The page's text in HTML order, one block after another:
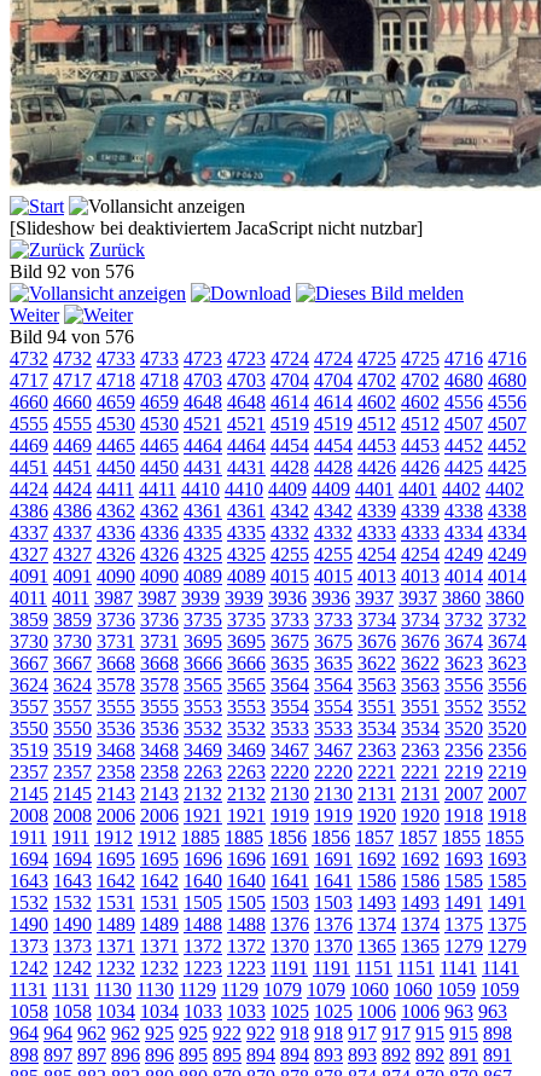
[Slideshow bei deaktiviertem JacaScript nicht nutzbar]
Zurück
Bild 92 von 576
Weiter
Bild 94 von 576
4732 4732 4733 4733 4723 4723 4724 4724 4725 4725 4716 4716
4717 4717 4718 4718 4703 4703 4704 4704 4702 4702 4680 4680
4660 4660 4659 4659 4648 4648 4614 4614 4602 4602 4556 4556
4555 4555 4530 4530 4521 4521 4519 4519 4512 4512 4507 4507
4469 4469 4465 4465 4464 4464 4454 4454 4453 4453 4452 4452
4451 4451 4450 4450 4431 4431 4428 4428 4426 4426 4425 4425
4424 4424 4411 4411 4410 4410 4409 4409 4401 4401 4402 4402
4386 4386 4362 4362 4361 4361 4342 4342 4339 4339 4338 4338
4337 4337 4336 4336 4335 4335 4332 4332 4333 4333 4334 4334
4327 4327 4326 4326 4325 4325 4255 4255 4254 4254 4249 4249
4091 4091 4090 4090 4089 4089 4015 4015 4013 4013 4014 4014
4011 4011 3987 3987 3939 3939 3936 3936 3937 3937 3860 3860
3859 3859 3736 3736 3735 3735 3733 3733 3734 3734 3732 3732
3730 3730 3731 3731 3695 3695 3675 3675 3676 3676 3674 3674
3667 3667 3668 3668 3666 3666 3635 3635 3622 3622 3623 3623
3624 3624 3578 3578 3565 3565 3564 3564 3563 3563 3556 3556
3557 3557 3555 3555 3553 3553 3554 3554 3551 3551 3552 3552
3550 3550 3536 3536 3532 3532 3533 3533 3534 3534 3520 3520
3519 3519 3468 3468 3469 3469 3467 3467 2363 2363 2356 2356
2357 2357 2358 2358 2263 2263 2220 2220 2221 2221 2219 2219
2145 2145 2143 2143 2132 2132 2130 2130 2131 2131 2007 2007
2008 2008 2006 2006 1921 1921 1919 1919 1920 1920 1918 1918
1911 1911 1912 1912 1885 1885 1856 1856 1857 1857 1855 1855
1694 1694 1695 1695 1696 1696 1691 1691 1692 1692 1693 1693
1643 1643 1642 1642 1640 1640 1641 1641 1586 1586 1585 1585
1532 1532 1531 1531 1505 1505 1503 1503 1493 1493 1491 1491
1490 1490 1489 1489 1488 1488 1376 1376 1374 1374 1375 1375
1373 1373 1371 1371 1372 1372 1370 1370 1365 1365 1279 1279
1242 1242 1232 1232 1223 1223 1191 1191 1151 1151 1141 1141
1131 1131 1130 1130 1129 1129 1079 1079 1060 1060 1059 1059
1058 1058 1034 1034 1033 1033 1025 1025 1006 1006 963 963
964 964 962 962 925 925 922 922 918 918 917 917 915 915 898
898 897 897 896 896 895 895 894 894 893 893 892 892 891 891